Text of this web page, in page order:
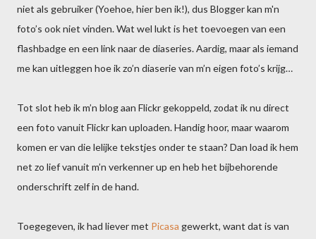
niet als gebruiker (Yoehoe, hier ben ik!), dus Blogger kan m'n
foto’s ook niet vinden. Wat wel lukt is het toevoegen van een
flashbadge en een link naar de diaseries. Aardig, maar als iemand
me kan uitleggen hoe ik zo’n diaserie van m’n eigen foto’s krijg…
Tot slot heb ik m’n blog aan Flickr gekoppeld, zodat ik nu direct
een foto vanuit Flickr kan uploaden. Handig hoor, maar waarom
komen er van die lelijke tekstjes onder te staan? Dan load ik hem
net zo lief vanuit m’n verkenner up en heb het bijbehorende
onderschrift zelf in de hand.
Toegegeven, ik had liever met Picasa gewerkt, want dat is van